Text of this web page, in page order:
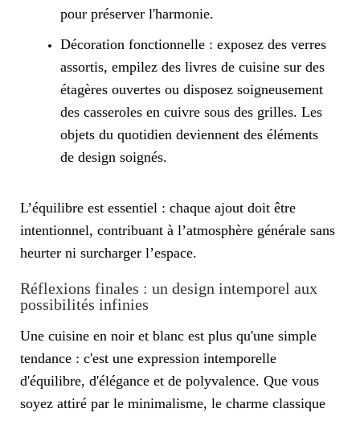
pour préserver l'harmonie.
Décoration fonctionnelle : exposez des verres
assortis, empilez des livres de cuisine sur des
étagères ouvertes ou disposez soigneusement
des casseroles en cuivre sous des grilles. Les
objets du quotidien deviennent des éléments
de design soignés.
L’équilibre est essentiel : chaque ajout doit être
intentionnel, contribuant à l’atmosphère générale sans
heurter ni surcharger l’espace.
Réflexions finales : un design intemporel aux
possibilités infinies
Une cuisine en noir et blanc est plus qu'une simple
tendance : c'est une expression intemporelle
d'équilibre, d'élégance et de polyvalence. Que vous
soyez attiré par le minimalisme, le charme classique